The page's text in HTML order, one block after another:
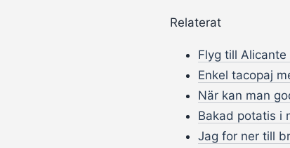
Relaterat
Flyg till
Enkel tacopaj
När kan man
Bakad potatis i
Jag for ner till